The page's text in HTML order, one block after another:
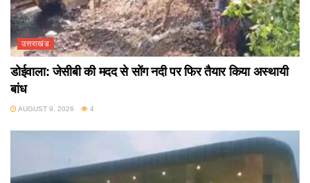
उत्तराखंड
डोईवाला: जेसीबी की मदद से सोंग नदी पर फिर तैयार किया अस्थायी
बांध
AUGUST 9, 2026 4